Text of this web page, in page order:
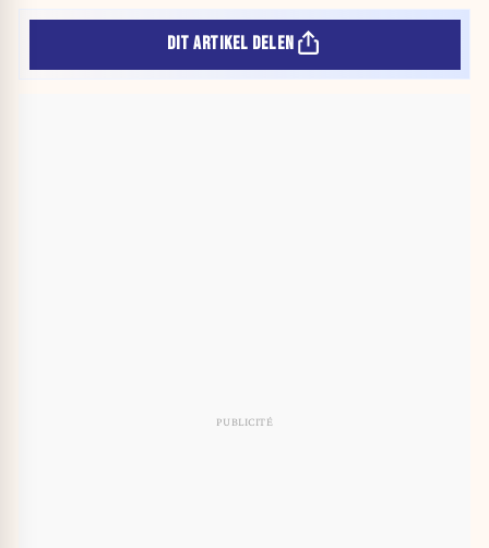
DIT ARTIKEL DELEN